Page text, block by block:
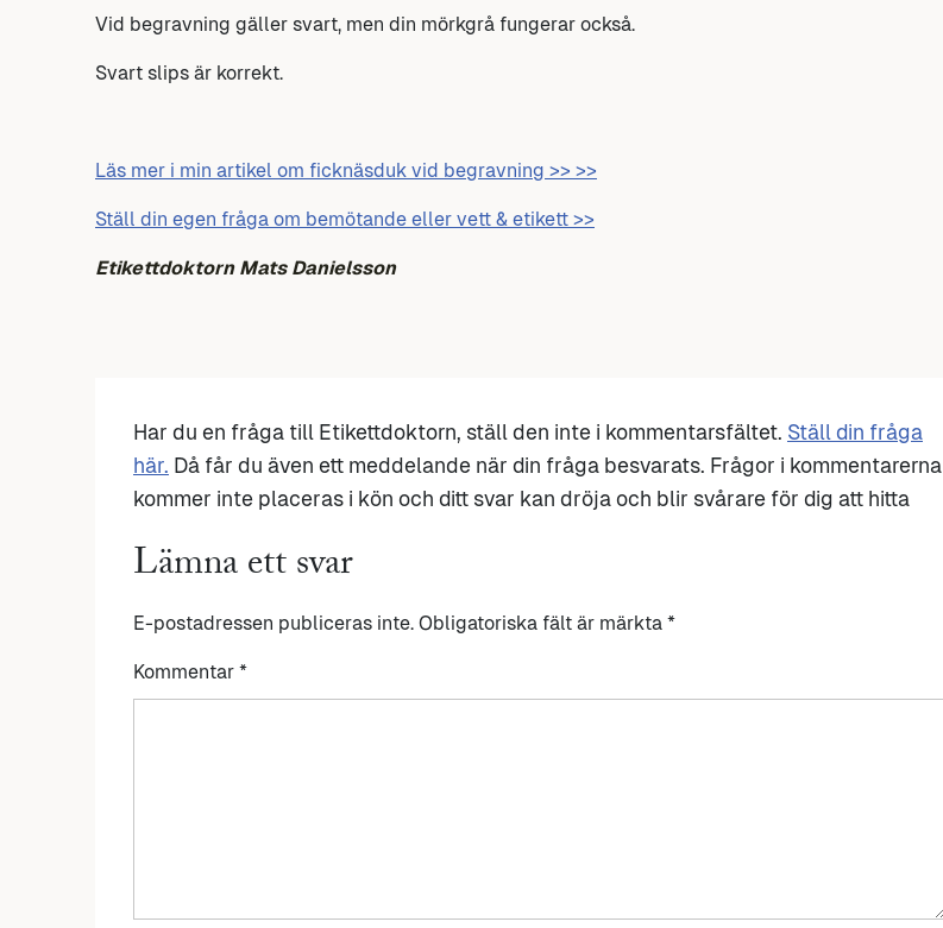
Vid begravning gäller svart, men din mörkgrå fungerar också.
Svart slips är korrekt.
Läs mer i min artikel om ficknäsduk vid begravning >> >>
Ställ din egen fråga om bemötande eller vett & etikett >>
Etikettdoktorn Mats Danielsson
Har du en fråga till Etikettdoktorn, ställ den inte i kommentarsfältet. Ställ din fråga
här. Då får du även ett meddelande när din fråga besvarats. Frågor i kommentarerna
kommer inte placeras i kön och ditt svar kan dröja och blir svårare för dig att hitta
Lämna ett svar
E-postadressen publiceras inte. Obligatoriska fält är märkta *
Kommentar *